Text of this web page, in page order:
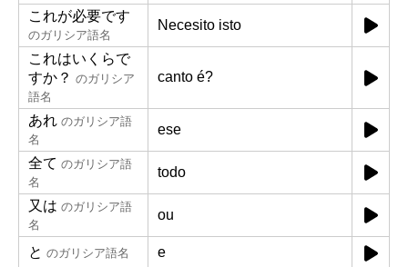
これが必要です
のガリシア語名
Necesito isto
これはいくらで
すか？ のガリシア
語名
canto é?
あれ のガリシア語
名
ese
全て のガリシア語
名
todo
又は のガリシア語
名
ou
と のガリシア語名
e